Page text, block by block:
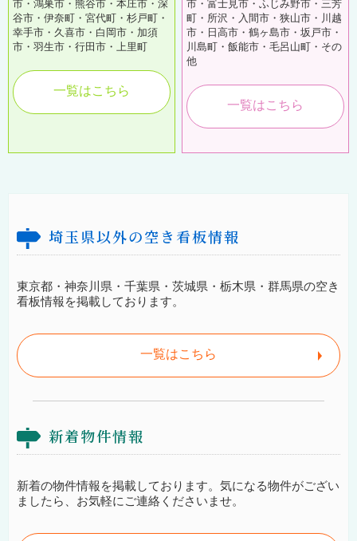
市・鴻巣市・熊谷市・本庄市・深
谷市・伊奈町・宮代町・杉戸町・
幸手市・久喜市・白岡市・加須
市・羽生市・行田市・上里町
一覧はこちら
市・富士見市・ふじみ野市・三芳
町・所沢・入間市・狭山市・川越
市・日高市・鶴ヶ島市・坂戸市・
川島町・飯能市・毛呂山町・その
他
一覧はこちら
埼玉県以外の空き看板情報
東京都・神奈川県・千葉県・茨城県・栃木県・群馬県の空き
看板情報を掲載しております。
一覧はこちら
新着物件情報
新着の物件情報を掲載しております。気になる物件がござい
ましたら、お気軽にご連絡くださいませ。